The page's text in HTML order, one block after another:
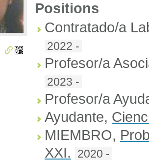
Positions
Contratado/a
2022 -
Profesor/a
2023 -
Profesor/a
Ayudante,
MIEMBRO,
XXI.
2020 -